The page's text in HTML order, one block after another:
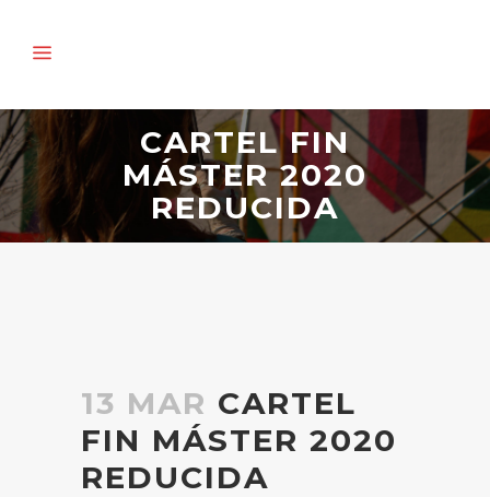
CARTEL FIN
MÁSTER 2020
REDUCIDA
13 MAR CARTEL
FIN MÁSTER 2020
REDUCIDA